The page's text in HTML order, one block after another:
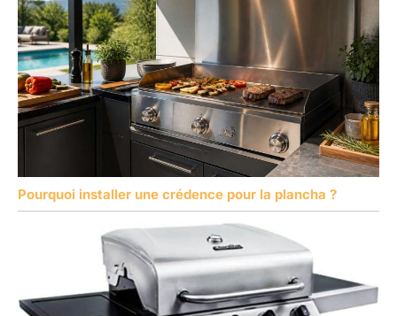
Pourquoi installer une crédence pour la plancha ?